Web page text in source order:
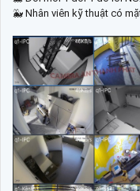
🐳 Nhân viên kỹ thuật có